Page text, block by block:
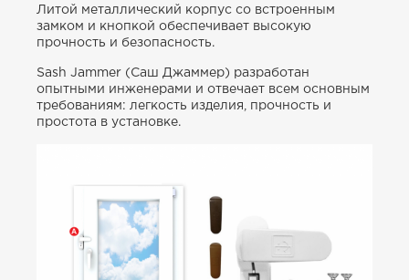
Литой металлический корпус со встроенным
замком и кнопкой обеспечивает высокую
прочность и безопасность.
Sash Jammer (Саш Джаммер) разработан
опытными инженерами и отвечает всем основным
требованиям: легкость изделия, прочность и
простота в установке.